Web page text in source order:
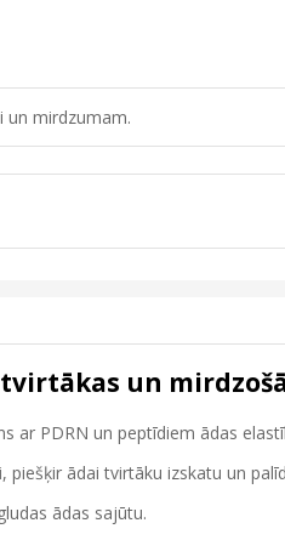
un mirdzumam.
un
ar PDRN un peptīdiem ādas
ādai tvirtāku izskatu un
ādas sajūtu.